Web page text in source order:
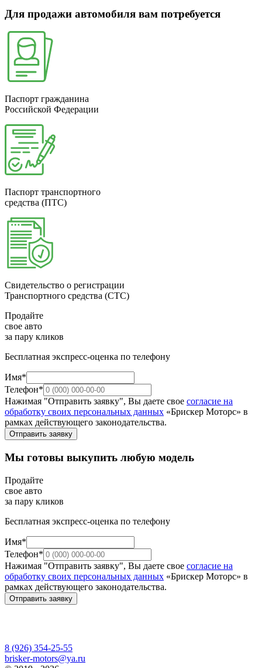
Для продажи автомобиля вам потребуется
Паспорт гражданина
Российской Федерации
Паспорт транспортного
средства (ПТС)
Свидетельство о регистрации
Транспортного средства (СТС)
Продайте
свое авто
за пару кликов
Бесплатная экспресс-оценка по телефону
Имя*
Телефон*
Нажимая "Отправить заявку", Вы даете свое согласие на
обработку своих персональных данных «Брискер Моторс» в
рамках действующего законодательства.
Отправить заявку
Мы готовы выкупить любую модель
Продайте
свое авто
за пару кликов
Бесплатная экспресс-оценка по телефону
Имя*
Телефон*
Нажимая "Отправить заявку", Вы даете свое согласие на
обработку своих персональных данных «Брискер Моторс» в
рамках действующего законодательства.
Отправить заявку
8 (926) 354-25-55
brisker-motors@ya.ru